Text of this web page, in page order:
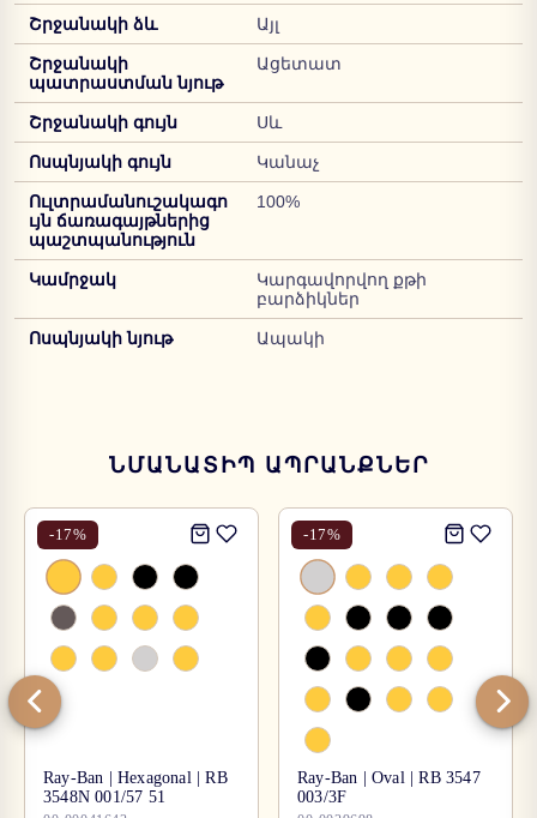
Շրջանակի ձև Այլ
Շրջանակի
պատրաստման նյութ
Ացետատ
Շրջանակի գույն Սև
Ոսպնյակի գույն Կանաչ
Ուլտրամանուշակագո
ւյն ճառագայթներից
պաշտպանություն
100%
Կամրջակ
Կարգավորվող քթի
բարձիկներ
Ոսպնյակի նյութ Ապակի
ՆՄԱՆԱՏԻՊ ԱՊՐԱՆՔՆԵՐ
-17%
Ray-Ban | Hexagonal | RB
3548N 001/57 51
-17%
Ray-Ban | Oval | RB 3547
003/3F